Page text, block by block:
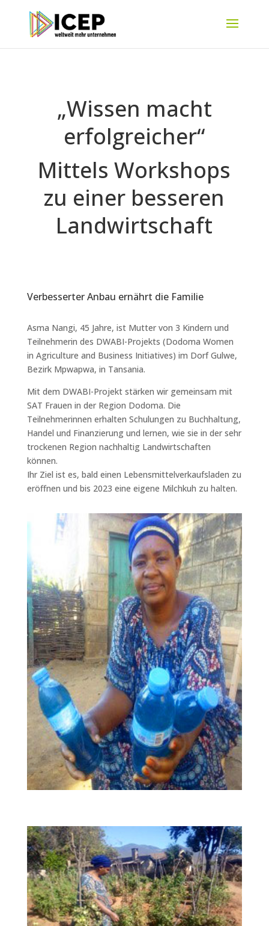
„Wissen macht
erfolgreicher“
Mittels Workshops
zu einer besseren
Landwirtschaft
Verbesserter Anbau ernährt die Familie
Asma Nangi, 45 Jahre, ist Mutter von 3 Kindern und
Teilnehmerin des DWABI-Projekts (Dodoma Women
in Agriculture and Business Initiatives) im Dorf Gulwe,
Bezirk Mpwapwa, in Tansania.
Mit dem DWABI-Projekt stärken wir gemeinsam mit
SAT Frauen in der Region Dodoma. Die
Teilnehmerinnen erhalten Schulungen zu Buchhaltung,
Handel und Finanzierung und lernen, wie sie in der sehr
trockenen Region nachhaltig Landwirtschaften
können.
Ihr Ziel ist es, bald einen Lebensmittelverkaufsladen zu
eröffnen und bis 2023 eine eigene Milchkuh zu halten.